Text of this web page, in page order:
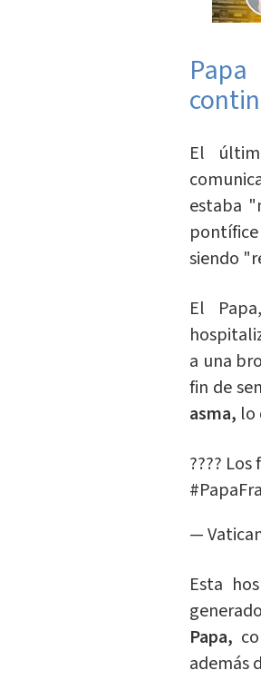
El
estaba
siendo
El
a una
fin de
asma, lo
????
—
Esta
Papa,
además